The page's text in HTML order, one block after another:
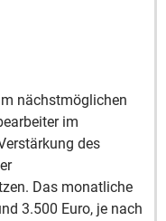
nächstmöglichen
im
des
Das monatliche
3.500 Euro, je nach